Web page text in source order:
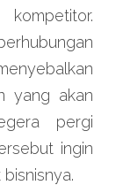
yang akan
pergi
ingin